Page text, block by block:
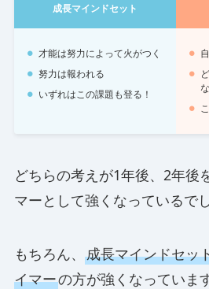
成長マインドセット
才能は努力によって火がつく
努力は報われる
いずれはこの課題も登る！
どちらの考えが1年後、2年後
マーとして強くなっているで
もちろん、 成長マインドセッ
イマーの方が強くなっています